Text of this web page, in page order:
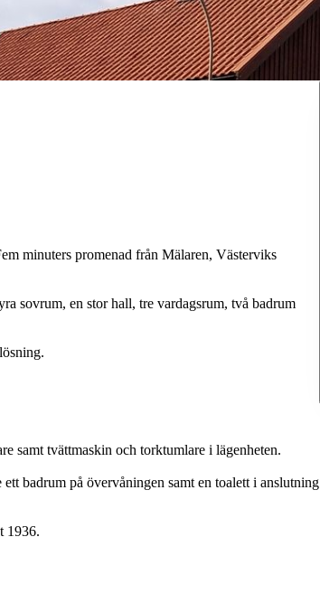
minuters promenad från Mälaren, Västerviks
sovrum, en stor hall, tre vardagsrum, två badrum
samt tvättmaskin och torktumlare i lägenheten.
badrum på övervåningen samt en toalett i anslutning
1936.